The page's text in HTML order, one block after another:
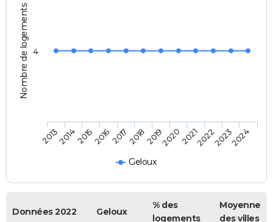
Nombre de logements
Geloux
201320142015201620172018201920202021202220232024
4
Données 2022 Geloux
% des
logements
Moyenne
des villes